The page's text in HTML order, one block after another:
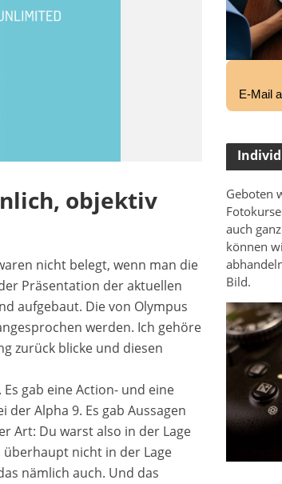
objektiv
nicht belegt, wenn man die
Präsentation der aktuellen
aufgebaut. Die von Olympus
werden. Ich gehöre
zurück blicke und diesen
gab eine Action- und eine
Alpha 9. Es gab Aussagen
Art: Du warst also in der Lage
nicht in der Lage
nämlich auch. Und das
E-Mail
Geboten
auch
können
Bild.